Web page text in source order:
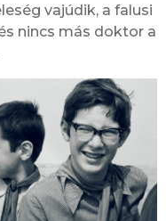
vajúdik, a falusi
nincs más doktor a